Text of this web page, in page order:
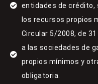
entidades de crédito,
los recursos propios
Circular 5/2008, de
a las sociedades de
propios mínimos y
obligatoria.